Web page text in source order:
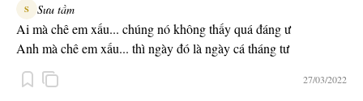
S Sưu tầm
Ai mà chê em xấu... chúng nó không thấy quá đáng ư
Anh mà chê em xấu... thì ngày đó là ngày cá tháng tư
27/03/2022